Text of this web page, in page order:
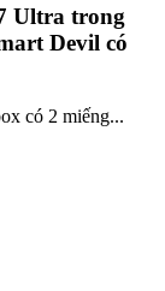
Ultra trong
Devil có
có 2 miếng...